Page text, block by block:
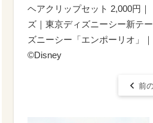
ヘアクリップセット 2,000円
ズ｜東京ディズニーシー新テ
ズニーシー「エンポーリオ」
©Disney
前